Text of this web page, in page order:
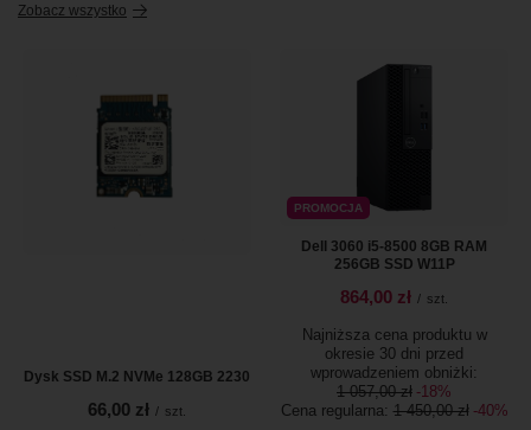
Zobacz wszystko
Dysk SSD M.2 NVMe 128GB 2230
66,00 zł / szt.
PROMOCJA
Dell 3060 i5-8500 8GB RAM
256GB SSD W11P
864,00 zł / szt.
Najniższa cena produktu w
okresie 30 dni przed
wprowadzeniem obniżki:
1 057,00 zł -18%
Cena regularna: 1 450,00 zł -40%